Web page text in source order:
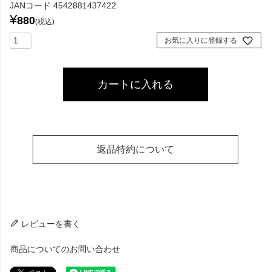
JANコード 4542881437422
¥880 税込
お気に入りに登録する
カートに入れる
返品特約について
レビューを書く
商品についてのお問い合わせ